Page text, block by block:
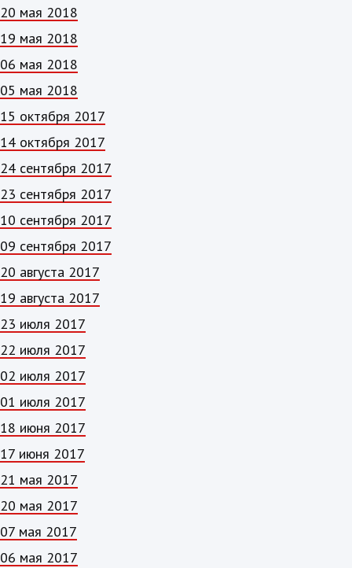
20 мая 2018
19 мая 2018
06 мая 2018
05 мая 2018
15 октября 2017
14 октября 2017
24 сентября 2017
23 сентября 2017
10 сентября 2017
09 сентября 2017
20 августа 2017
19 августа 2017
23 июля 2017
22 июля 2017
02 июля 2017
01 июля 2017
18 июня 2017
17 июня 2017
21 мая 2017
20 мая 2017
07 мая 2017
06 мая 2017